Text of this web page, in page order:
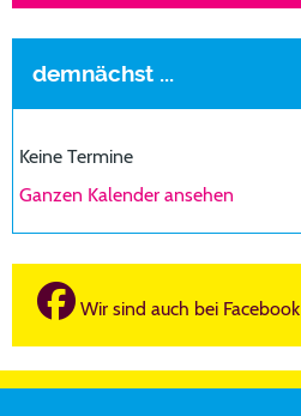
demnächst ...
Keine Termine
Ganzen Kalender ansehen
Wir sind auch bei Facebook